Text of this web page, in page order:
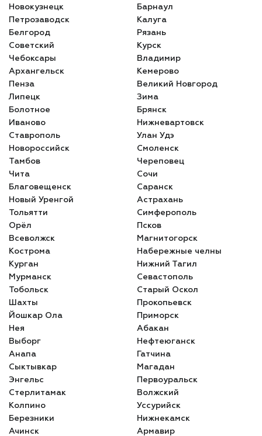
Новокузнецк
Барнаул
Петрозаводск
Калуга
Белгород
Рязань
Советский
Курск
Чебоксары
Владимир
Архангельск
Кемерово
Пенза
Великий Новгород
Липецк
Зима
Болотное
Брянск
Иваново
Нижневартовск
Ставрополь
Улан Удэ
Новороссийск
Смоленск
Тамбов
Череповец
Чита
Сочи
Благовещенск
Саранск
Новый Уренгой
Астрахань
Тольятти
Симферополь
Орёл
Псков
Всеволжск
Магнитогорск
Кострома
Набережные челны
Курган
Нижний Тагил
Мурманск
Севастополь
Тобольск
Старый Оскол
Шахты
Прокопьевск
Йошкар Ола
Приморск
Нея
Абакан
Выборг
Нефтеюганск
Анапа
Гатчина
Сыктывкар
Магадан
Энгельс
Первоуральск
Стерлитамак
Волжский
Колпино
Уссурийск
Березники
Нижнекамск
Ачинск
Армавир